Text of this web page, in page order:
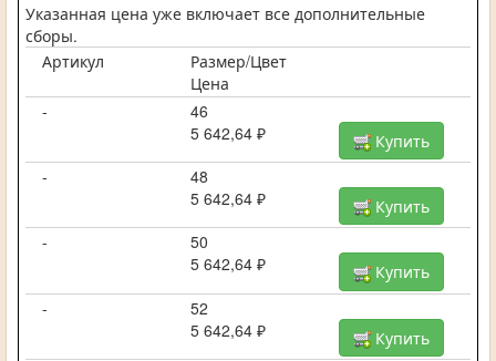
Указанная цена уже включает все дополнительные
сборы.
Артикул
Размер/Цвет
Цена
-
46
5 642,64 ₽
Купить
-
48
5 642,64 ₽
Купить
-
50
5 642,64 ₽
Купить
-
52
5 642,64 ₽
Купить